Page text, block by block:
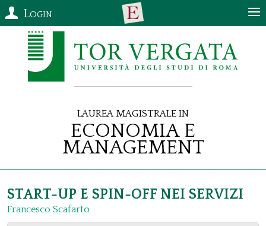
Login
Laurea Magistrale in
Economia e
Management
START-UP E SPIN-OFF NEI SERVIZI
Francesco Scafarto